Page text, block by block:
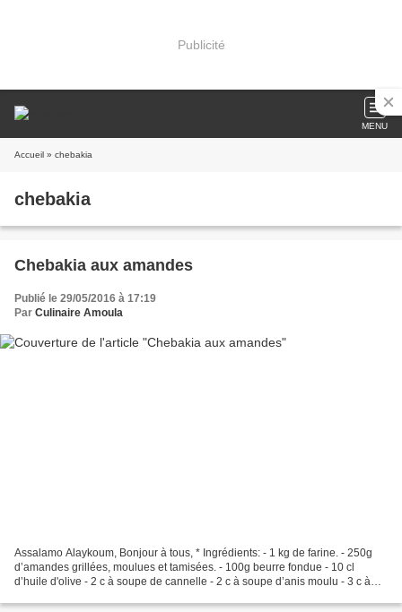
Publicité
MENU
Accueil » chebakia
chebakia
Chebakia aux amandes
Publié le 29/05/2016 à 17:19
Par Culinaire Amoula
Assalamo Alaykoum, Bonjour à tous, * Ingrédients: - 1 kg de farine. - 250g
d’amandes grillées, moulues et tamisées. - 100g beurre fondue - 10 cl
d’huile d'olive - 2 c à soupe de cannelle - 2 c à soupe d’anis moulu - 3 c à